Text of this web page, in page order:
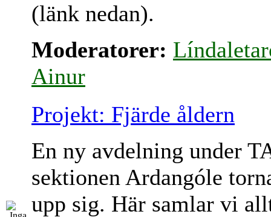
(länk nedan).
Moderatorer:
Ainur
Projekt: Fjärde åldern
En ny avdelning under
sektionen Ardangóle
upp sig. Här samlar vi